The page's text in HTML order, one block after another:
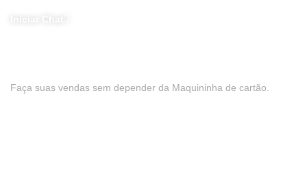
Faça suas vendas sem depender da Maquininha de cartão.